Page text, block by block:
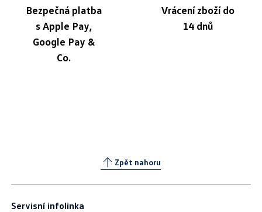
Bezpečná platba
s Apple Pay,
Google Pay &
Co.
Vrácení zboží do
14 dnů
Zpět nahoru
Servisní infolinka